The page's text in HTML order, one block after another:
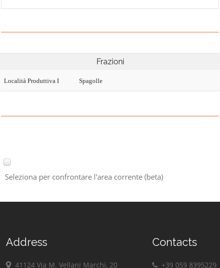
Frazioni
Località Produttiva I Spagolle
Seleziona per confrontare l'area corrente (beta)
Address
41124 Via M. Vellani Marchi, 20
Contacts
+39 059 8395229